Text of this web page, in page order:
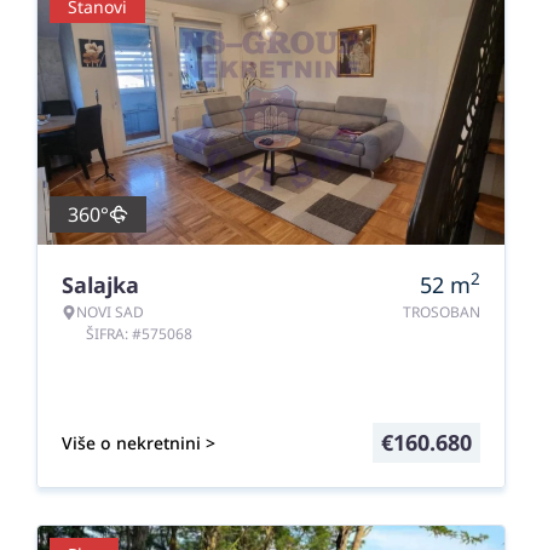
Stanovi
360°
Salajka
NOVI SAD
ŠIFRA: #575068
52 m2
TROSOBAN
Više o nekretnini > €160.680